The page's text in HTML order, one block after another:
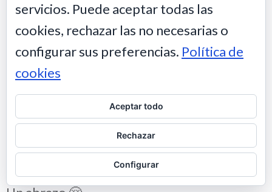
AUTHOR
Son un auténtico vicio.
10 AGOSTO 2022
PERMALINK
Me parecen una auténtica perdición estos
cinnamon sticky buns. Muy ricos y
especiales para un desayuno de domingo.
servicios. Puede aceptar todas las
cookies, rechazar las no necesarias o
configurar sus preferencias. Política de
cookies
Aceptar todo
Rechazar
Configurar